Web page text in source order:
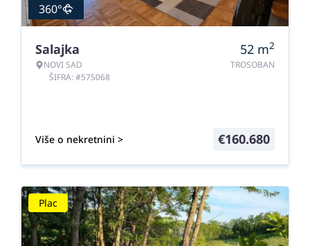
360°
Salajka
NOVI SAD
ŠIFRA: #575068
52 m2
TROSOBAN
Više o nekretnini > €160.680
Plac